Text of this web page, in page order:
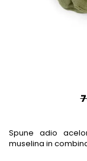
Spune adio
muselina in